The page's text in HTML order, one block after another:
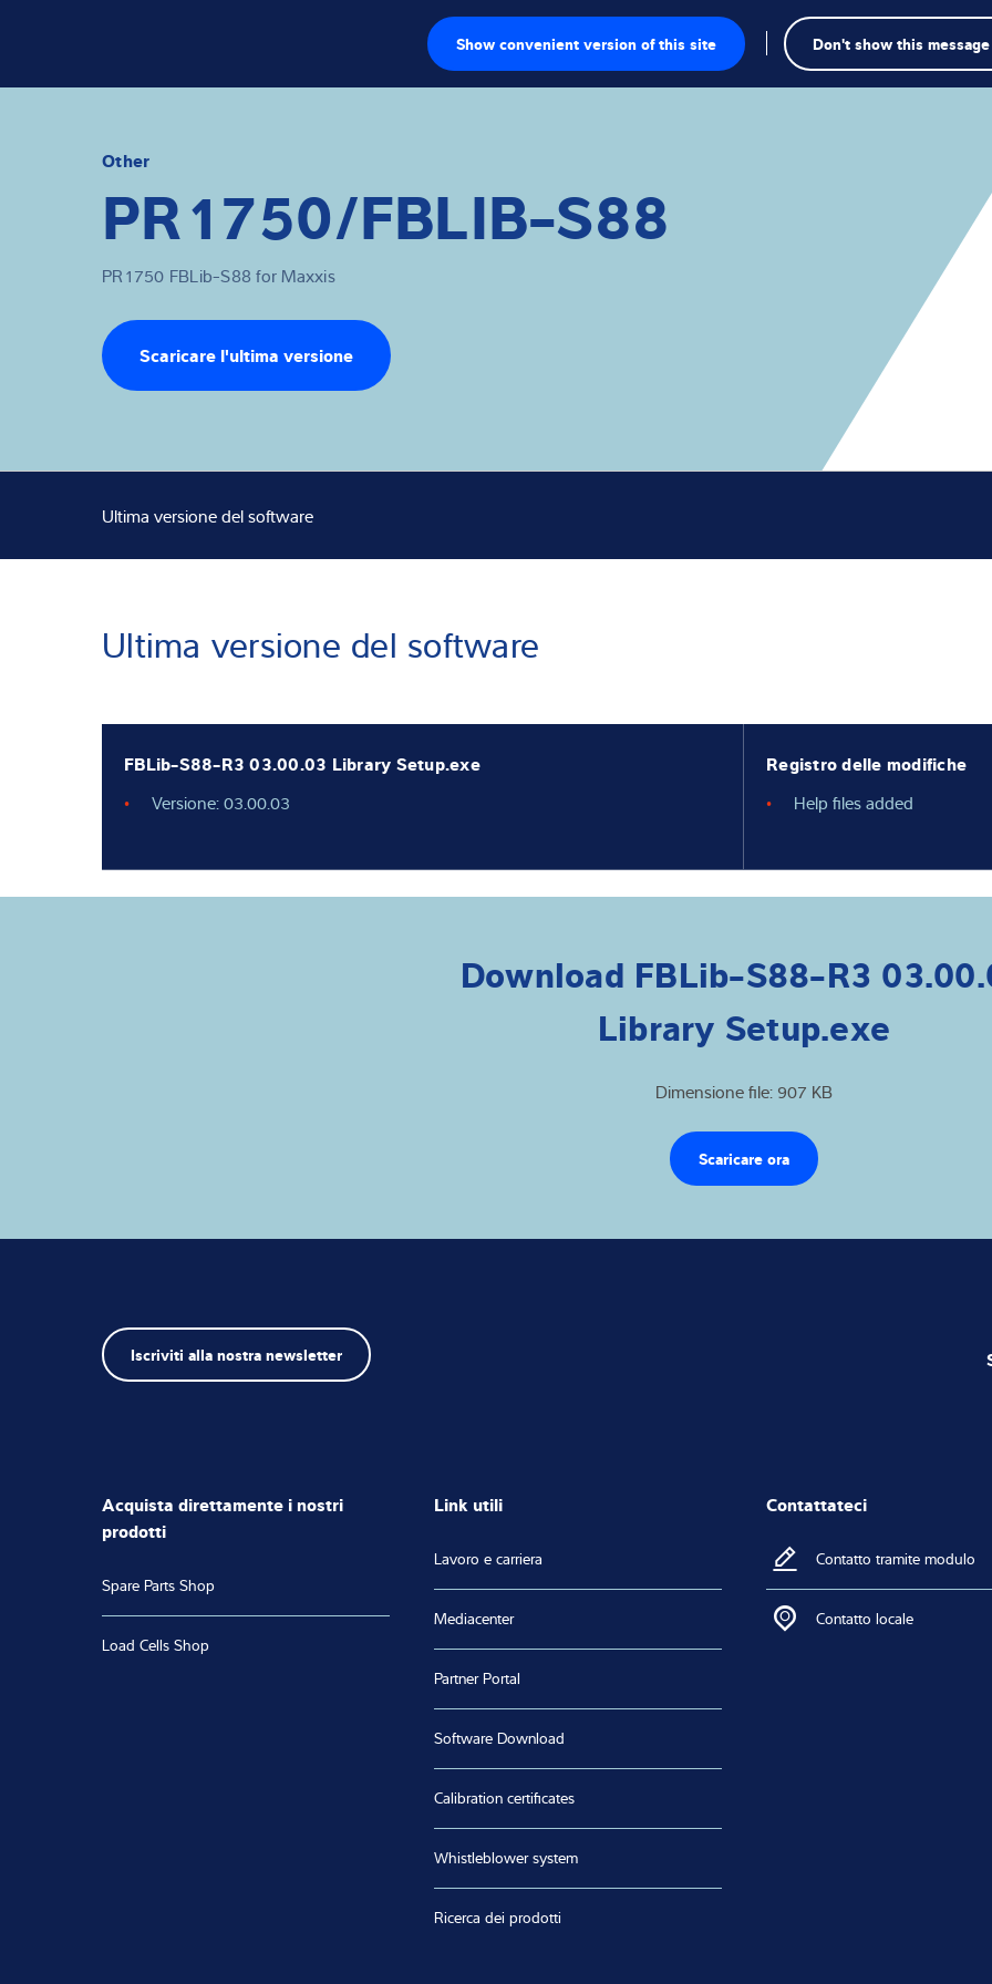
Show convenient version of this site Don't show this
Bilance industriali
Soluzioni su misura
Notizie
Other
PR1750/FBLIB-S88
PR1750 FBLib-S88 for Maxxis
Scaricare l'ultima versione
Ultima versione del software
Ultima versione del software
FBLib-S88-R3 03.00.03 Library Setup.exe
Versione: 03.00.03
Registro delle modifiche
Help files added
Download FBLib-S88-R3
Library Setup.exe
Dimensione file: 907 KB
Scaricare ora
Iscriviti alla nostra newsletter
Acquista direttamente i nostri
prodotti
Spare Parts Shop
Load Cells Shop
Link utili
Lavoro e carriera
Mediacenter
Partner Portal
Software Download
Calibration certificates
Whistleblower system
Ricerca dei prodotti
Contattateci
Contatto tramite modulo
Contatto locale